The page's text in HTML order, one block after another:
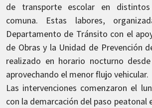
de transporte escolar en
comuna. Estas labores,
Departamento de Tránsito con el
de Obras y la Unidad de Prevención
realizado en horario nocturno
aprovechando el menor flujo vehicular.
Las intervenciones comenzaron el
con la demarcación del paso peatonal